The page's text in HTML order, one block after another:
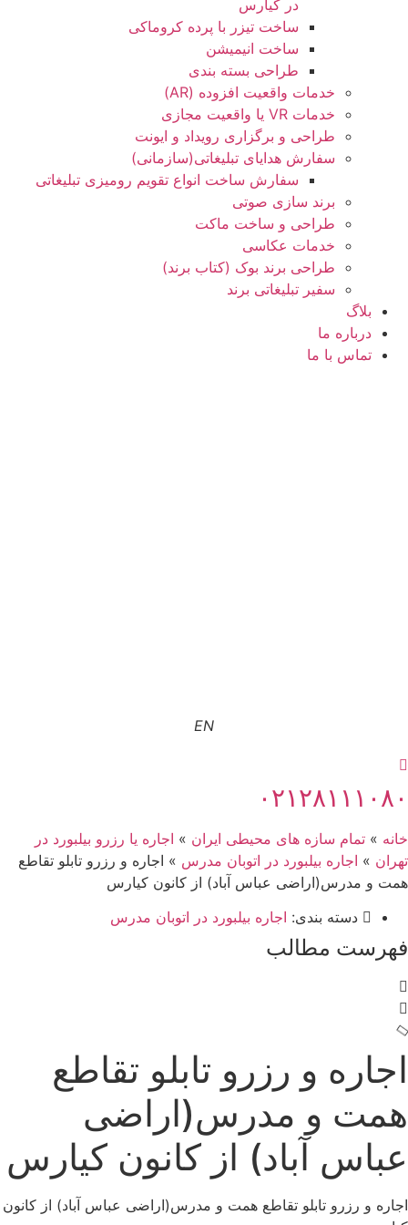
در کیارس
ساخت تیزر با پرده کروماکی
ساخت انیمیشن
طراحی بسته بندی
خدمات واقعیت افزوده (AR)
خدمات VR یا واقعیت مجازی
طراحی و برگزاری رویداد و ایونت
سفارش هدایای تبلیغاتی(سازمانی)
سفارش ساخت انواع تقویم رومیزی تبلیغاتی
برند سازی صوتی
طراحی و ساخت ماکت
خدمات عکاسی
طراحی برند بوک (کتاب برند)
سفیر تبلیغاتی برند
بلاگ
درباره ما
تماس با ما
EN
۰۲۱۲۸۱۱۱۰۸۰
خانه » تمام سازه های محیطی ایران » اجاره یا رزرو بیلبورد در
تهران » اجاره بیلبورد در اتوبان مدرس » اجاره و رزرو تابلو تقاطع
همت و مدرس(اراضی عباس آباد) از کانون کیارس
دسته بندی: اجاره بیلبورد در اتوبان مدرس
فهرست مطالب
اجاره و رزرو تابلو تقاطع
همت و مدرس(اراضی
عباس آباد) از کانون کیارس
اجاره و رزرو تابلو تقاطع همت و مدرس(اراضی عباس آباد) از کانون